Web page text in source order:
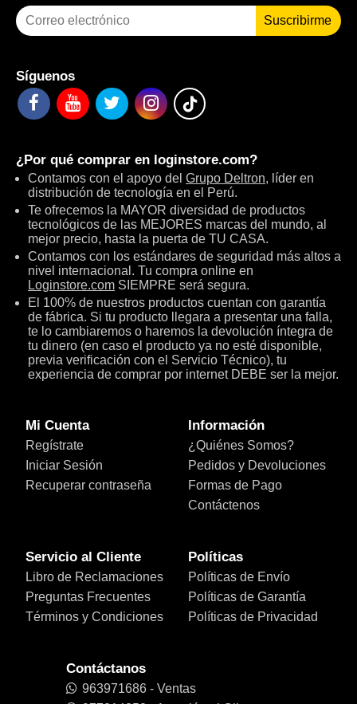
Suscribirme
Síguenos
¿Por qué comprar en loginstore.com?
Contamos con el apoyo del Grupo Deltron, líder en
distribución de tecnología en el Perú.
Te ofrecemos la MAYOR diversidad de productos
tecnológicos de las MEJORES marcas del mundo, al
mejor precio, hasta la puerta de TU CASA.
Contamos con los estándares de seguridad más altos a
nivel internacional. Tu compra online en
Loginstore.com SIEMPRE será segura.
El 100% de nuestros productos cuentan con garantía
de fábrica. Si tu producto llegara a presentar una falla,
te lo cambiaremos o haremos la devolución íntegra de
tu dinero (en caso el producto ya no esté disponible,
previa verificación con el Servicio Técnico), tu
experiencia de comprar por internet DEBE ser la mejor.
Mi Cuenta
Regístrate
Iniciar Sesión
Recuperar contraseña
Información
¿Quiénes Somos?
Pedidos y Devoluciones
Formas de Pago
Contáctenos
Servicio al Cliente
Libro de Reclamaciones
Preguntas Frecuentes
Términos y Condiciones
Políticas
Políticas de Envío
Políticas de Garantía
Políticas de Privacidad
Contáctanos
963971686 - Ventas